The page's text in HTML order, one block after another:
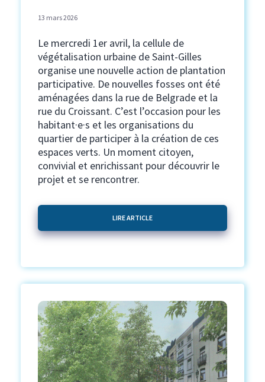
13 mars 2026
Le mercredi 1er avril, la cellule de
végétalisation urbaine de Saint-Gilles
organise une nouvelle action de plantation
participative. De nouvelles fosses ont été
aménagées dans la rue de Belgrade et la
rue du Croissant. C’est l’occasion pour les
habitant·e·s et les organisations du
quartier de participer à la création de ces
espaces verts. Un moment citoyen,
convivial et enrichissant pour découvrir le
projet et se rencontrer.
LIRE ARTICLE